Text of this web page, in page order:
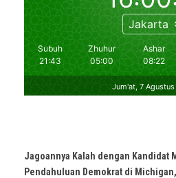
Jagoannya Kalah dengan Kandidat
Pendahuluan Demokrat di